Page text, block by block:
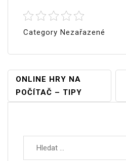
Category Nezařazené
Navigace
Pro
ONLINE HRY NA
POČÍTAČ – TIPY